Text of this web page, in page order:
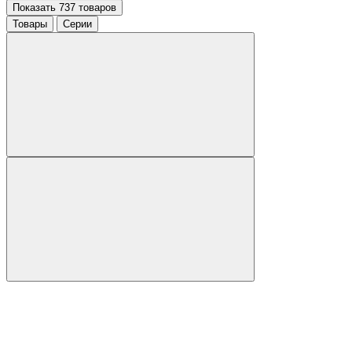
Показать 737 товаров
Товары
Серии